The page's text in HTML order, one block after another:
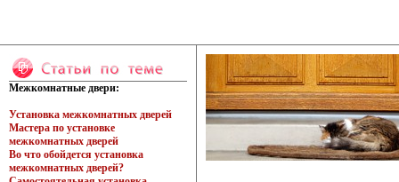
Межкомнатные двери:
Установка межкомнатных дверей
Мастера по установке
межкомнатных дверей
Во что обойдется установка
межкомнатных дверей?